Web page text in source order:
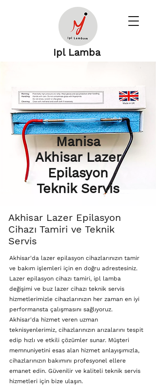
Ipl Lamba
Manisa
Akhisar Lazer
Epilasyon
Teknik Servis
Akhisar Lazer Epilasyon
Cihazı Tamiri ve Teknik
Servis
Akhisar'da lazer epilasyon cihazlarınızın tamir
ve bakım işlemleri için en doğru adrestesiniz.
Lazer epilasyon cihazı tamiri, ipl lamba
değişimi ve buz lazer cihazı teknik servis
hizmetlerimizle cihazlarınızın her zaman en iyi
performansta çalışmasını sağlıyoruz.
Akhisar'da hizmet veren uzman
teknisyenlerimiz, cihazlarınızın arızalarını tespit
edip hızlı ve etkili çözümler sunar. Müşteri
memnuniyetini esas alan hizmet anlayışımızla,
cihazlarınızın bakımını profesyonel ellere
emanet edin. Güvenilir ve kaliteli teknik servis
hizmetleri için bize ulaşın.